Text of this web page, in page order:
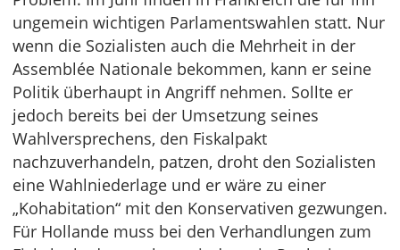
ungemein wichtigen Parlamentswahlen statt. Nur
wenn die Sozialisten auch die Mehrheit in der
Assemblée Nationale bekommen, kann er seine
Politik überhaupt in Angriff nehmen. Sollte er
jedoch bereits bei der Umsetzung seines
Wahlversprechens, den Fiskalpakt
nachzuverhandeln, patzen, droht den Sozialisten
eine Wahlniederlage und er wäre zu einer
„Kohabitation“ mit den Konservativen gezwungen.
Für Hollande muss bei den Verhandlungen zum